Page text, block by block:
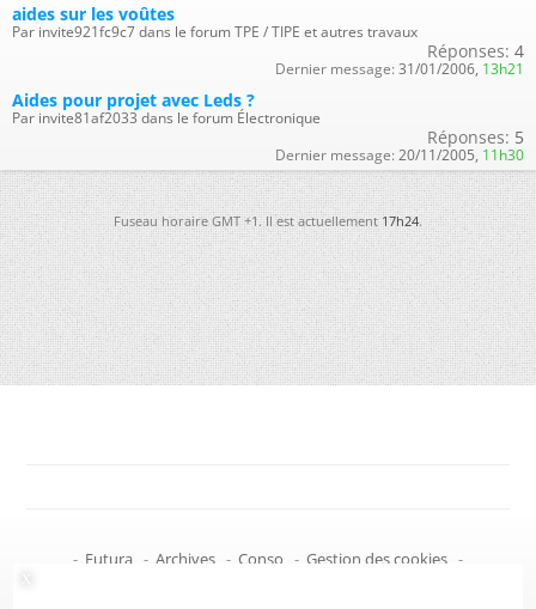
aides sur les voûtes
Par invite921fc9c7 dans le forum TPE / TIPE et autres travaux
Réponses: 4
Dernier message: 31/01/2006, 13h21
Aides pour projet avec Leds ?
Par invite81af2033 dans le forum Électronique
Réponses: 5
Dernier message: 20/11/2005, 11h30
Fuseau horaire GMT +1. Il est actuellement17h24.
- Futura - Archives - Conso - Gestion des cookies -